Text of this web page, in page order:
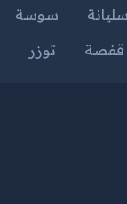
سليانة سوسة
قفصة توزر